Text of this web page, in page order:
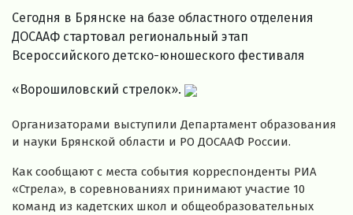
Сегодня в Брянске на базе областного отделения
ДОСААФ стартовал региональный этап
Всероссийского детско-юношеского фестиваля
«Ворошиловский стрелок».
Организаторами выступили Департамент образования
и науки Брянской области и РО ДОСААФ России.
Как сообщают с места события корреспонденты РИА
«Стрела», в соревнованиях принимают участие 10
команд из кадетских школ и общеобразовательных